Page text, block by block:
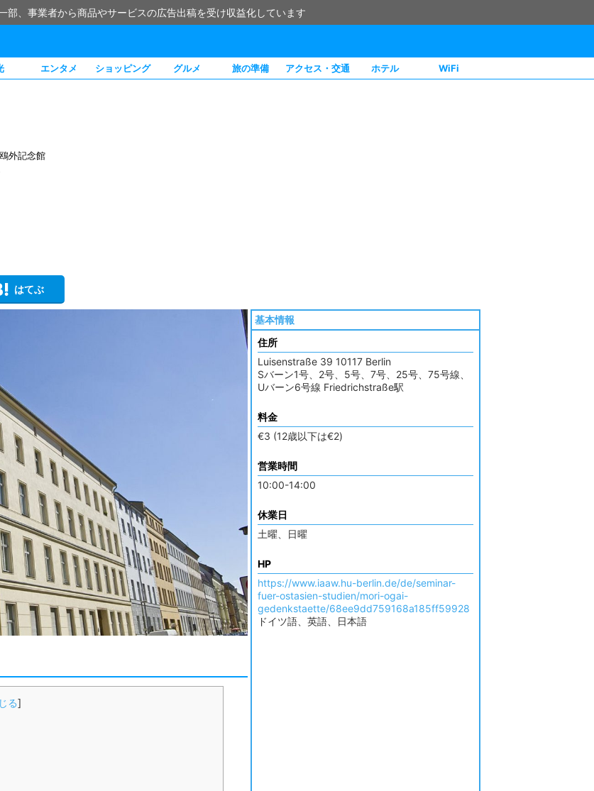
部、事業者から商品やサービスの広告出稿を受け収益化しています
エンタメ ショッピング グルメ 旅の準備 アクセス・交通 ホテル WiFi
外記念館
はてぶ
基本情報
住所
Luisenstraße 39 10117 Berlin
Sバーン1号、2号、5号、7号、25号、75号線、
Uバーン6号線 Friedrichstraße駅
料金
€3 (12歳以下は€2)
営業時間
10:00-14:00
休業日
土曜、日曜
HP
https://www.iaaw.hu-berlin.de/de/seminar-
fuer-ostasien-studien/mori-ogai-
gedenkstaette/68ee9dd759168a185ff59928
ドイツ語、英語、日本語
る]